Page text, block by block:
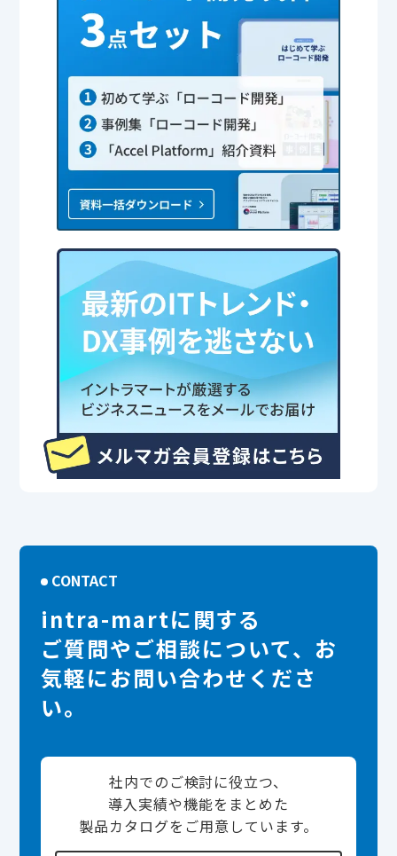
CONTACT
intra-martに関する
ご質問やご相談について、お
気軽にお問い合わせくださ
い。
社内でのご検討に役立つ、
導入実績や機能をまとめた
製品カタログをご用意しています。